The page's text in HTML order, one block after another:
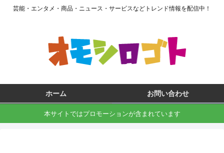
芸能・エンタメ・商品・ニュース・サービスなどトレンド情報を配信中！
ホーム お問い合わせ
本サイトではプロモーションが含まれています